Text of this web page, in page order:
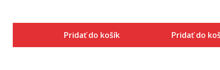
Pridať do košíka Pridať do